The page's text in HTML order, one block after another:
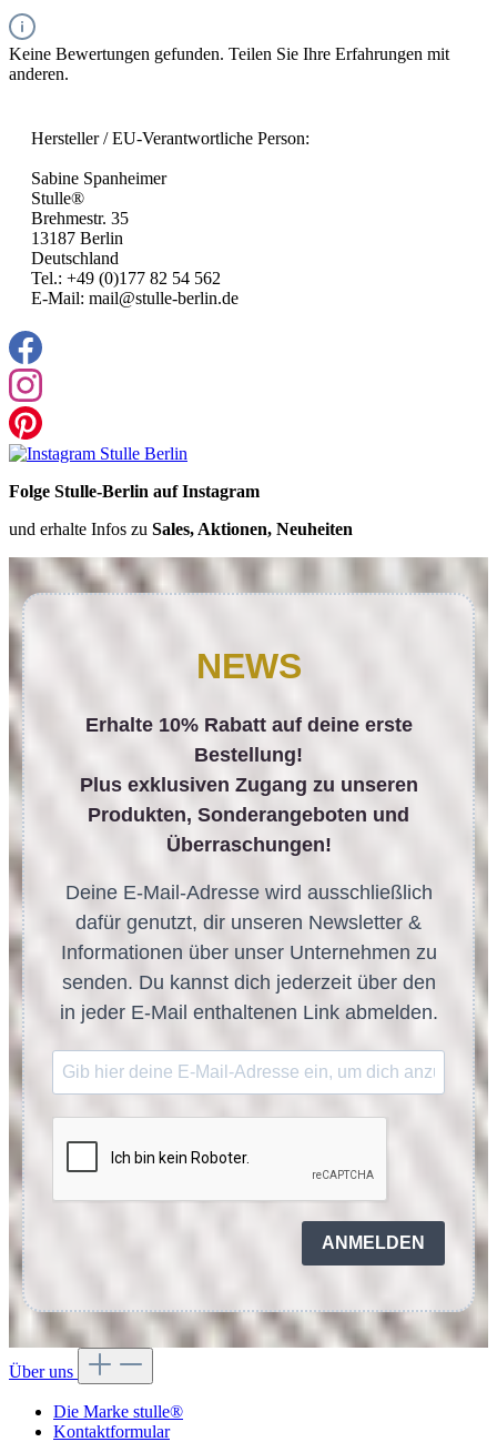
Keine Bewertungen gefunden. Teilen Sie Ihre Erfahrungen mit
anderen.
Hersteller / EU-Verantwortliche Person:
Sabine Spanheimer
Stulle®
Brehmestr. 35
13187 Berlin
Deutschland
Tel.: +49 (0)177 82 54 562
E-Mail: mail@stulle-berlin.de
Folge Stulle-Berlin auf Instagram
und erhalte Infos zu Sales, Aktionen, Neuheiten
NEWS
Erhalte 10% Rabatt auf deine erste
Bestellung!
Plus exklusiven Zugang zu unseren
Produkten, Sonderangeboten und
Überraschungen!
Deine E-Mail-Adresse wird ausschließlich
dafür genutzt, dir unseren Newsletter &
Informationen über unser Unternehmen zu
senden. Du kannst dich jederzeit über den
in jeder E-Mail enthaltenen Link abmelden.
ANMELDEN
Über uns
Die Marke stulle®
Kontaktformular